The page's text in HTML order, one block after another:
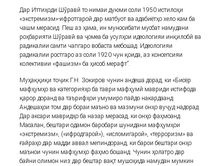
Дар Иттиҳоди Шӯравӣ то нимаи дуюми соли 1950 истилоҳи
«экстремизм»-ифротгароӣ дар матбуот ва адабиётҳо хело кам ба
чашм мерасид. Пеш аз ҳама, ин муносибати мусбат намудани
роҳбарияти Шӯравӣ ва ҷомеа ба усулҳои идеологияи инқилобӣ ва
радикалии самти чапгаро вобаста мебошад. Идеологияи
радикалии ростгаро аз соли 1920 чун қоида, аз консепсияи
колективии «фашизм» ба ҳисоб мерафт”.
Муҳаққиқи тоҷик Г.Н. Зокиров чунин андеша дорад, ки «Бисёр
мафҳумҳо ва категорияҳо ба таври мафҳумӣ мавриди истифода
қарор доранд ва таърифҳои умумиро пайдо накардаанд.
Андешаҳои том дар бораи маъно ва мазмуни онҳо вуҷуд надорад.
Дар аксари мавридҳо ба назар мерасад, ки онҳо фаҳмоанд.
Масалан, бештари одамон баробари шунидани мафҳумҳои
«экстремизм», («ифродгароӣ»), «исломигароӣ», «терроризм» ва
ғайраҳо дар мадди аввал мепиндоранд, ки барои бештари онҳо
маънои чунин мафҳумҳо фаҳмо бошанд. Чунин ҳолатро дар
байни олимон низ дар бештар вақт мушоҳида намудан мумкин